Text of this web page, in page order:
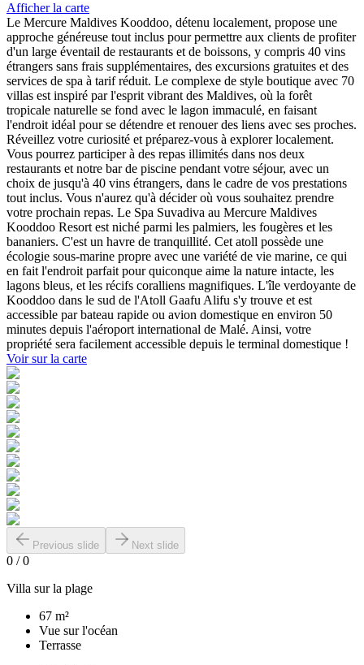
Afficher la carte
Le Mercure Maldives Kooddoo, détenu localement, propose une
approche généreuse tout inclus pour permettre aux clients de profiter
d'un large éventail de restaurants et de boissons, y compris 40 vins
étrangers sans frais supplémentaires, des excursions gratuites et des
services de spa à tarif réduit. Le complexe de style boutique avec 70
villas est inspiré par l'esprit vibrant des Maldives, où la forêt
tropicale naturelle se fond avec le lagon immaculé, en faisant
l'endroit idéal pour se détendre et renouer des liens avec ses proches.
Réveillez votre curiosité et préparez-vous à explorer localement.
Vous pourrez participer à des repas illimités dans nos deux
restaurants et notre bar de piscine pendant votre séjour, avec un
choix de jusqu'à 40 vins étrangers, dans le cadre de vos prestations
tout inclus. Vous n'aurez qu'à décider où vous souhaitez prendre
votre prochain repas. Le Spa Suvadiva au Mercure Maldives
Kooddoo Resort est niché parmi les palmiers, les fougères et les
bananiers. C'est un havre de tranquillité. Cet atoll possède une
écologie sous-marine propre avec une variété de vie marine, ce qui
en fait l'endroit parfait pour quiconque aime la nature intacte, les
lagons bleus, et les récifs coralliens magnifiques. L'île verdoyante de
Kooddoo dans le sud de l'Atoll Gaafu Alifu s'y trouve et est
accessible par bateau rapide ou avion domestique en environ 50
minutes depuis l'aéroport international de Malé. Ainsi, votre
propriété sera facilement accessible depuis le terminal domestique !
Voir sur la carte
Previous slide Next slide
0 /0
Villa sur la plage
67 m²
Vue sur l'océan
Terrasse